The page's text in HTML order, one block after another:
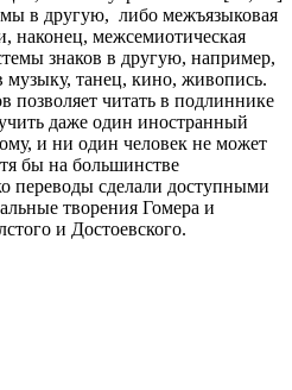
в другую, либо межъязыковая
наконец, межсемиотическая
знаков в другую, например,
музыку, танец, кино, живопись.
позволяет читать в подлиннике
даже один иностранный
и ни один человек не может
бы на большинстве
переводы сделали доступными
творения Гомера и
и Достоевского.